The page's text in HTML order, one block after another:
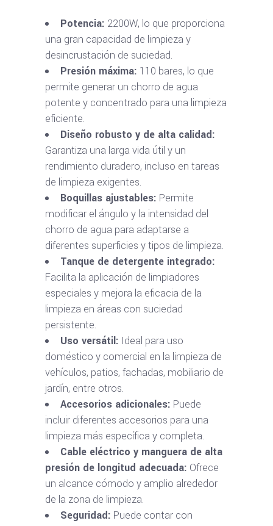
Potencia: 2200W, lo que proporciona
una gran capacidad de limpieza y
desincrustación de suciedad.
Presión máxima: 110 bares, lo que
permite generar un chorro de agua
potente y concentrado para una limpieza
eficiente.
Diseño robusto y de alta calidad:
Garantiza una larga vida útil y un
rendimiento duradero, incluso en tareas
de limpieza exigentes.
Boquillas ajustables: Permite
modificar el ángulo y la intensidad del
chorro de agua para adaptarse a
diferentes superficies y tipos de limpieza.
Tanque de detergente integrado:
Facilita la aplicación de limpiadores
especiales y mejora la eficacia de la
limpieza en áreas con suciedad
persistente.
Uso versátil: Ideal para uso
doméstico y comercial en la limpieza de
vehículos, patios, fachadas, mobiliario de
jardín, entre otros.
Accesorios adicionales: Puede
incluir diferentes accesorios para una
limpieza más específica y completa.
Cable eléctrico y manguera de alta
presión de longitud adecuada: Ofrece
un alcance cómodo y amplio alrededor
de la zona de limpieza.
Seguridad: Puede contar con